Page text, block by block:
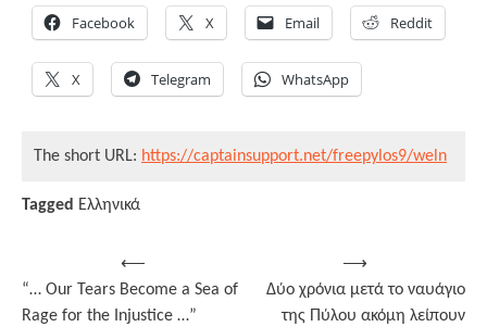
Facebook X Email Reddit
X Telegram WhatsApp
The short URL: https://captainsupport.net/freepylos9/weln
Tagged Ελληνικά
navigation
⟵
“… Our Tears Become a Sea of
Rage for the Injustice …”
Δύο χρόνια μετά το ναυάγιο
της Πύλου ακόμη λείπουν
⟶